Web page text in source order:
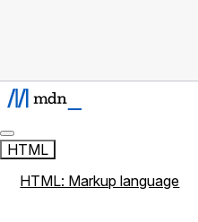
HTML
HTML: Markup language